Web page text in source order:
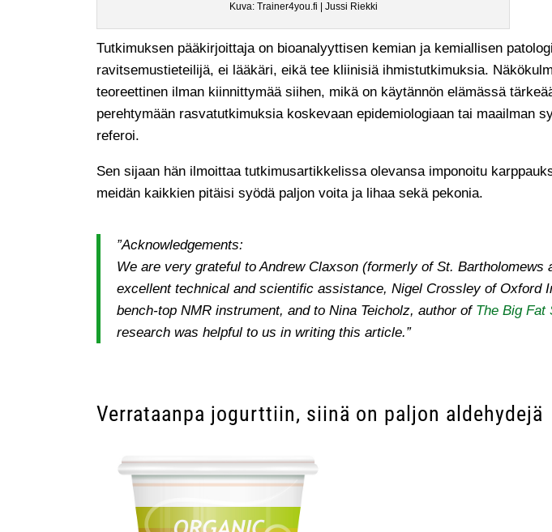
Kuva: Trainer4you.fi | Jussi Riekki
Tutkimuksen pääkirjoittaja on bioanalyyttisen kemian ja kemiallisen
ravitsemustieteilijä, ei lääkäri, eikä tee kliinisiä ihmistutkimuksia.
teoreettinen ilman kiinnittymää siihen, mikä on käytännön elämässä
perehtymään rasvatutkimuksia koskevaan epidemiologiaan tai maailman
referoi.
Sen sijaan hän ilmoittaa tutkimusartikkelissa olevansa imponoitu
meidän kaikkien pitäisi syödä paljon voita ja lihaa sekä pekonia.
”Acknowledgements:
We are very grateful to Andrew Claxson (formerly of St.
excellent technical and scientific assistance, Nigel Crossley of
bench-top NMR instrument, and to Nina Teicholz, author of The Big Fat
research was helpful to us in writing this article.”
Verrataanpa jogurttiin, siinä on paljon aldehydejä